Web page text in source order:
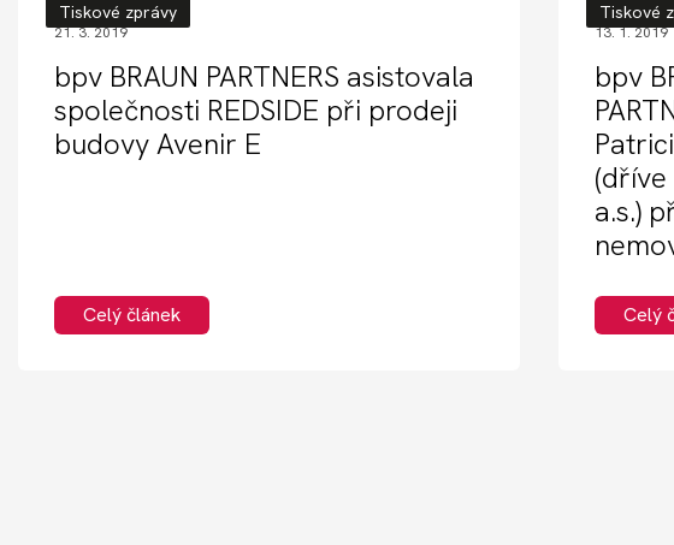
Tiskové zprávy
21. 3. 2019
bpv BRAUN PARTNERS asistovala
společnosti REDSIDE při prodeji
budovy Avenir E
Celý článek
Tiskové
13. 1. 2019
bpv
a.s.)
Celý